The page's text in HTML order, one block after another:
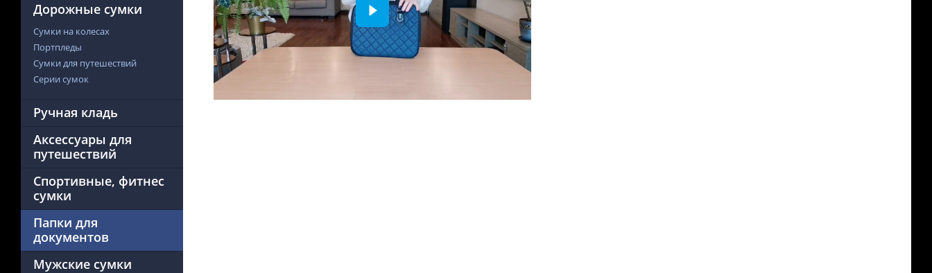
Дорожные сумки
Сумки на колесах
Портпледы
Сумки для путешествий
Серии сумок
Ручная кладь
Аксессуары для
путешествий
Спортивные, фитнес
сумки
Папки для
документов
Мужские сумки